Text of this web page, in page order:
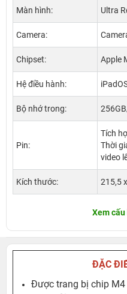
Màn hình: Ultra
Camera:
Chipset: Apple
Hệ điều hành:
Bộ nhớ trong:
Pin:
Tích
Thời
video
Kích thước: 215,5
Xem
ĐẶC
Được trang bị chip